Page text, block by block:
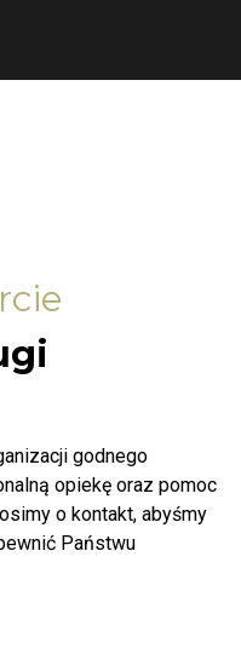
godnego
opiekę oraz pomoc
o kontakt, abyśmy
Państwu